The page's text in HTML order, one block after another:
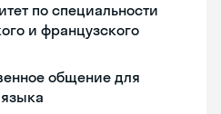
по специальности
и французского
общение для